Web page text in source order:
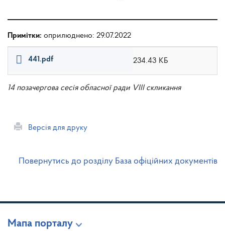
Примітки: оприлюднено: 29.07.2022
441.pdf 234.43 КБ
14 позачергова сесія обласної ради VIII скликання
Версія для друку
Повернутись до розділу База офіційних документів
Мапа порталу